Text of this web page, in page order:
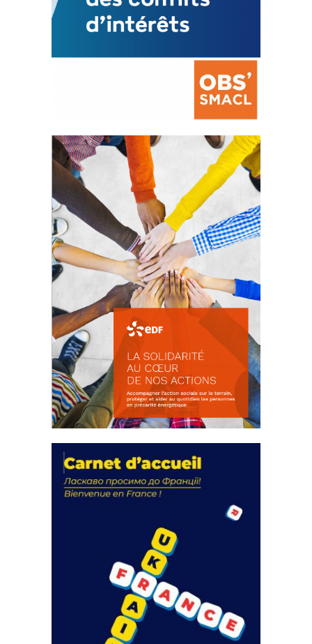
La prévention des conflits
d’intérêts
18 septembre 2023
FEUILLETER
actions
18 septembre 2023
FEUILLETER